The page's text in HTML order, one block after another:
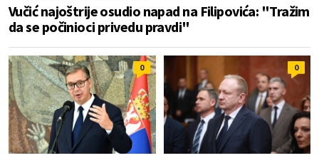
Vučić najoštrije osudio napad na Filipovića: "Tražim
da se počinioci privedu pravdi"
0 0